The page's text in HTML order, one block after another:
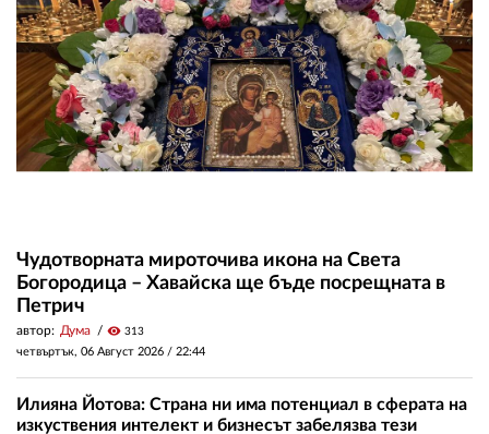
Чудотворната мироточива икона на Света
Богородица – Хавайска ще бъде посрещната в
Петрич
автор: Дума visibility 313
четвъртък, 06 Август 2026 / 22:44
Илияна Йотова: Страна ни има потенциал в сферата на
изкуствения интелект и бизнесът забелязва тези